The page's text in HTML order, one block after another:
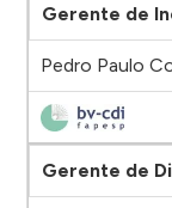
Gerente de
Pedro Paulo
Gerente de